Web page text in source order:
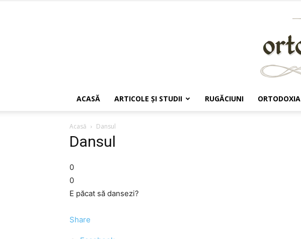
ACASĂ ARTICOLE ŞI STUDII RUGĂCIUNI ORTODOXIA
Acasă Dansul
Dansul
0
0
E păcat să dansezi?
Share